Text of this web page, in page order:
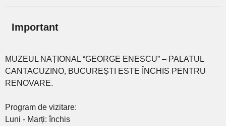
Important
MUZEUL NAȚIONAL “GEORGE ENESCU” – PALATUL
CANTACUZINO, BUCUREȘTI ESTE ÎNCHIS PENTRU
RENOVARE.
Program de vizitare:
Luni - Marți: închis